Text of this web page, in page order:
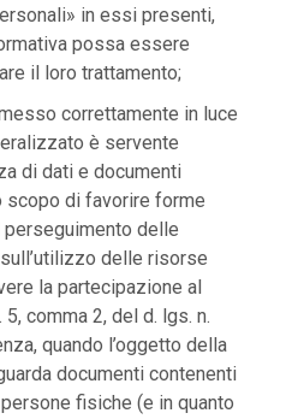
in essi presenti,
possa essere
il loro trattamento;
correttamente in luce
è servente
di dati e documenti
scopo di favorire forme
delle
delle risorse
la partecipazione al
comma 2, del d. lgs. n.
quando l’oggetto della
documenti contenenti
fisiche (e in quanto